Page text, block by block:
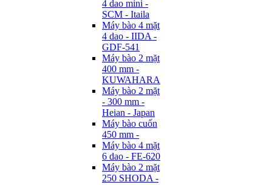
4 dao mini -
SCM - Itaila
Máy bào 4 mặt
4 dao - IIDA -
GDF-541
Máy bào 2 mặt
400 mm -
KUWAHARA
Máy bào 2 mặt
- 300 mm -
Heian - Japan
Máy bào cuốn
450 mm -
Máy bào 4 mặt
6 dao - FE-620
Máy bào 2 mặt
250 SHODA -